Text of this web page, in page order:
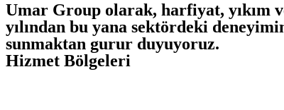
Umar Group olarak, harfiyat, yıkım
yılından bu yana sektördeki
sunmaktan gurur duyuyoruz.
Hizmet Bölgeleri